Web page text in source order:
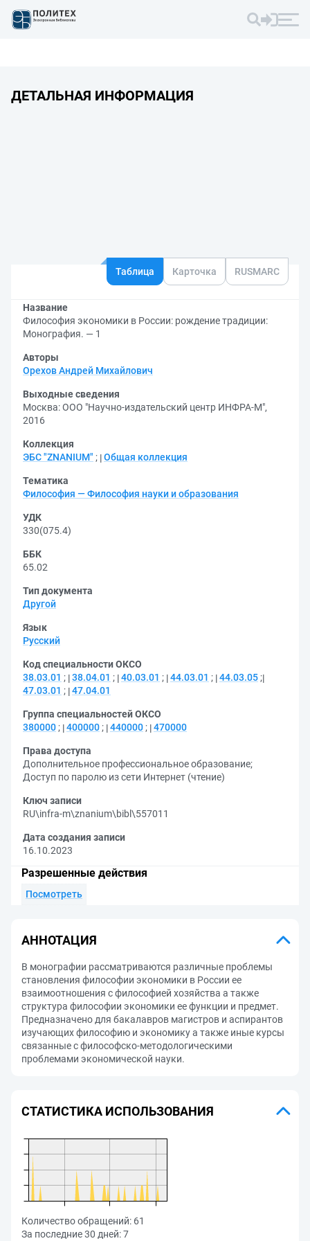
ДЕТАЛЬНАЯ ИНФОРМАЦИЯ
Таблица Карточка RUSMARC
Название
Философия экономики в России: рождение традиции:
Монография. — 1
Авторы
Орехов Андрей Михайлович
Выходные сведения
Москва: ООО "Научно-издательский центр ИНФРА-М",
2016
Коллекция
ЭБС "ZNANIUM" ; Общая коллекция
Тематика
Философия — Философия науки и образования
УДК
330(075.4)
ББК
65.02
Тип документа
Другой
Язык
Русский
Код специальности ОКСО
38.03.01 ; 38.04.01 ; 40.03.01 ; 44.03.01 ; 44.03.05 ;
47.03.01 ; 47.04.01
Группа специальностей ОКСО
380000 ; 400000 ; 440000 ; 470000
Права доступа
Дополнительное профессиональное образование;
Доступ по паролю из сети Интернет (чтение)
Ключ записи
RU\infra-m\znanium\bibl\557011
Дата создания записи
16.10.2023
Разрешенные действия
Посмотреть
АННОТАЦИЯ
В монографии рассматриваются различные проблемы
становления философии экономики в России ее
взаимоотношения с философией хозяйства а также
структура философии экономики ее функции и предмет.
Предназначено для бакалавров магистров и аспирантов
изучающих философию и экономику а также иные курсы
связанные с философско-методологическими
проблемами экономической науки.
СТАТИСТИКА ИСПОЛЬЗОВАНИЯ
Количество обращений: 61
За последние 30 дней:7